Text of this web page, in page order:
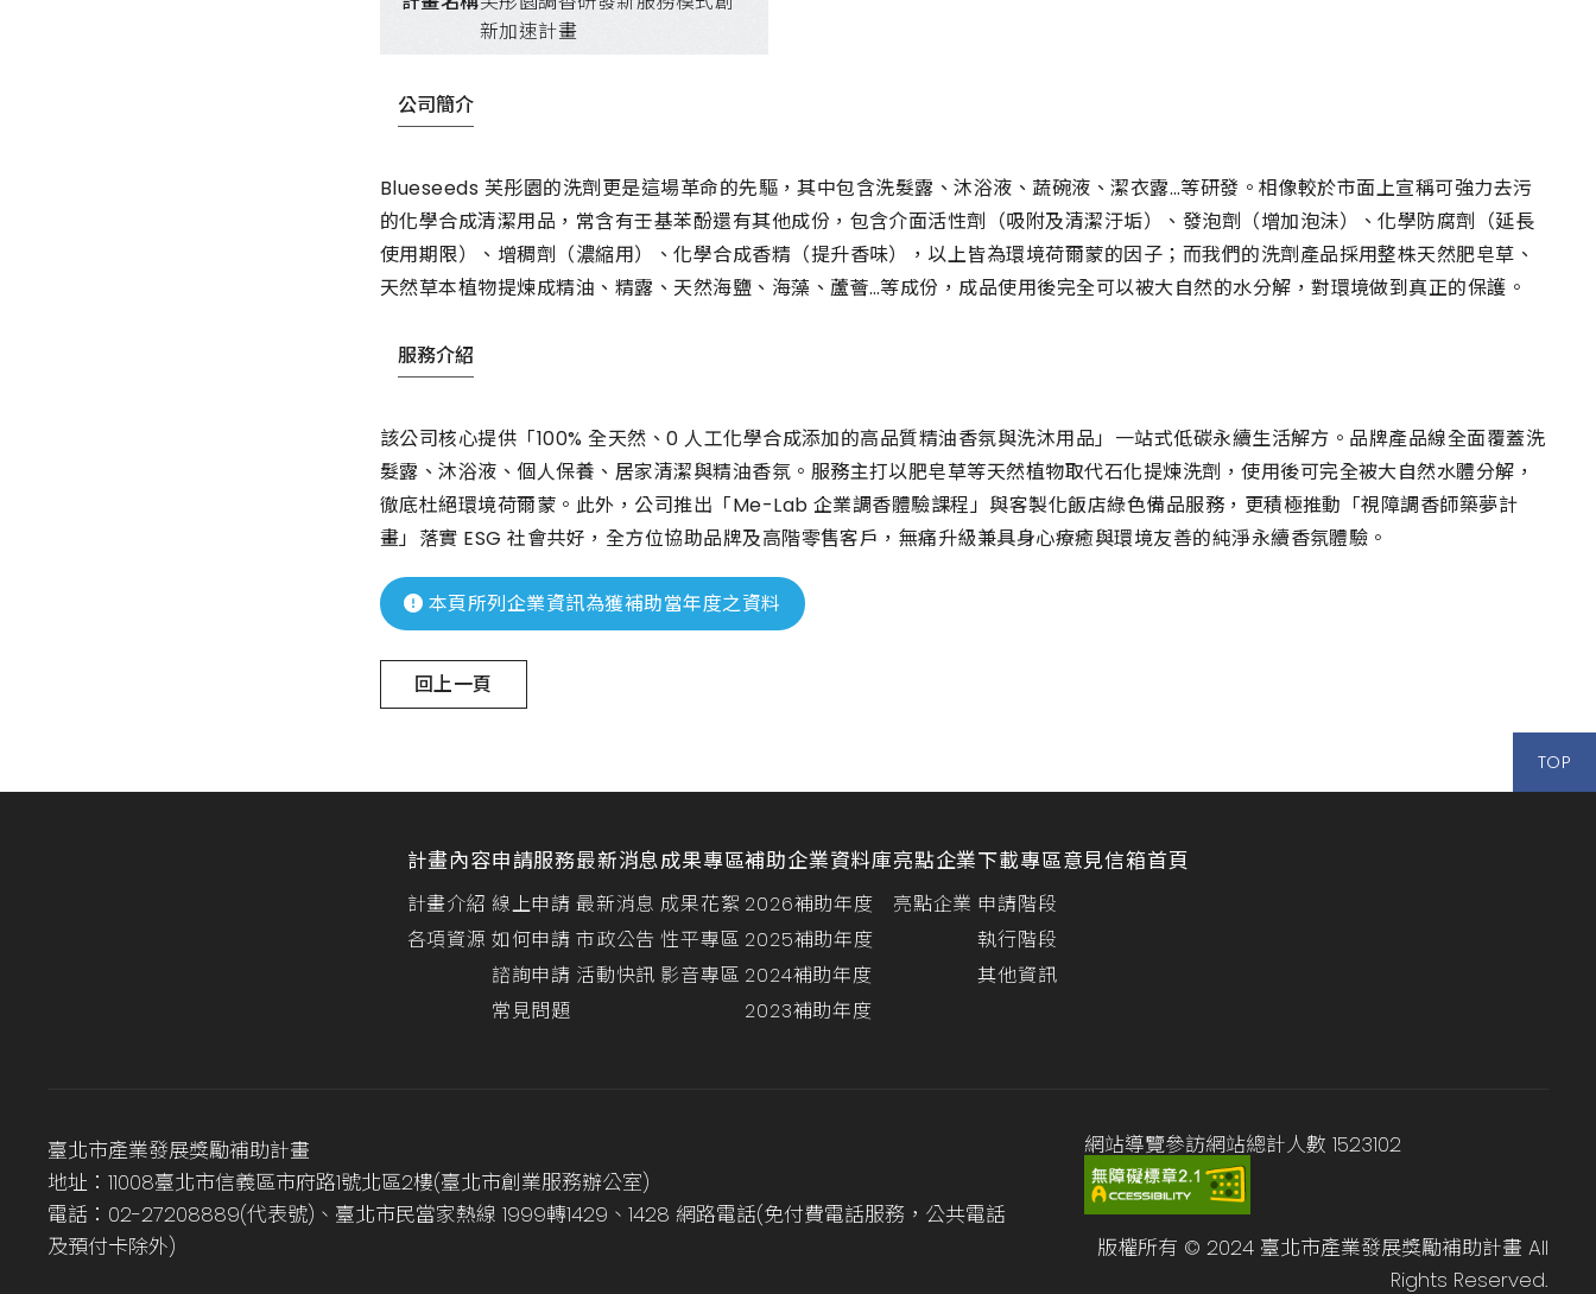
新加速計畫
公司簡介
Blueseeds 芙彤園的洗劑更是這場革命的先驅，其中包含洗髮露、沐浴液、蔬碗液、潔衣露…等研發。相像較於市面上宣稱可強力去污
的化學合成清潔用品，常含有壬基苯酚還有其他成份，包含介面活性劑（吸附及清潔汙垢）、發泡劑（增加泡沬）、化學防腐劑（延長
使用期限）、增稠劑（濃縮用）、化學合成香精（提升香味），以上皆為環境荷爾蒙的因子；而我們的洗劑產品採用整株天然肥皂草、
天然草本植物提煉成精油、精露、天然海鹽、海藻、蘆薈…等成份，成品使用後完全可以被大自然的水分解，對環境做到真正的保護。
服務介紹
該公司核心提供「100% 全天然、0 人工化學合成添加的高品質精油香氛與洗沐用品」一站式低碳永續生活解方。品牌產品線全面覆蓋洗
髮露、沐浴液、個人保養、居家清潔與精油香氛。服務主打以肥皂草等天然植物取代石化提煉洗劑，使用後可完全被大自然水體分解，
徹底杜絕環境荷爾蒙。此外，公司推出「Me-Lab 企業調香體驗課程」與客製化飯店綠色備品服務，更積極推動「視障調香師築夢計
畫」落實 ESG 社會共好，全方位協助品牌及高階零售客戶，無痛升級兼具身心療癒與環境友善的純淨永續香氛體驗。
本頁所列企業資訊為獲補助當年度之資料
回上一頁
TOP
計畫內容
計畫介紹
各項資源
申請服務
線上申請
如何申請
諮詢申請
常見問題
最新消息
最新消息
市政公告
活動快訊
成果專區
成果花絮
性平專區
影音專區
補助企業資料庫
2026補助年度
2025補助年度
2024補助年度
2023補助年度
亮點企業
亮點企業
下載專區
申請階段
執行階段
其他資訊
意見信箱首頁
臺北市產業發展獎勵補助計畫
地址：11008臺北市信義區市府路1號北區2樓(臺北市創業服務辦公室)
電話：02-27208889(代表號)、臺北市民當家熱線 1999轉1429、1428 網路電話(免付費電話服務，公共電話
及預付卡除外)
網站導覽參訪網站總計人數 1523102
版權所有 © 2024 臺北市產業發展獎勵補助計畫 All
Rights Reserved.